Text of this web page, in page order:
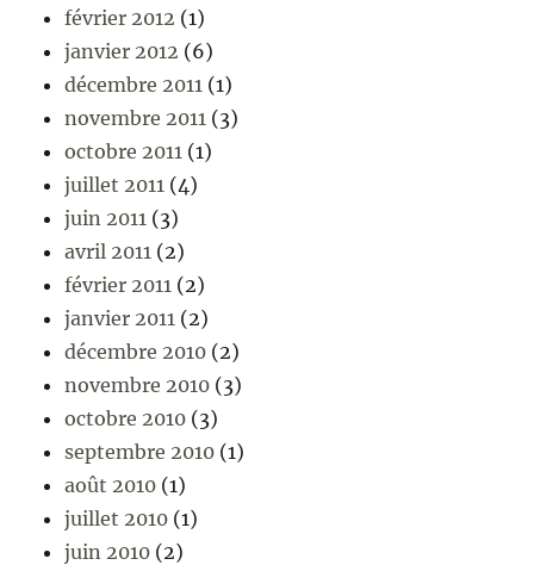
février 2012 (1)
janvier 2012 (6)
décembre 2011 (1)
novembre 2011 (3)
octobre 2011 (1)
juillet 2011 (4)
juin 2011 (3)
avril 2011 (2)
février 2011 (2)
janvier 2011 (2)
décembre 2010 (2)
novembre 2010 (3)
octobre 2010 (3)
septembre 2010 (1)
août 2010 (1)
juillet 2010 (1)
juin 2010 (2)